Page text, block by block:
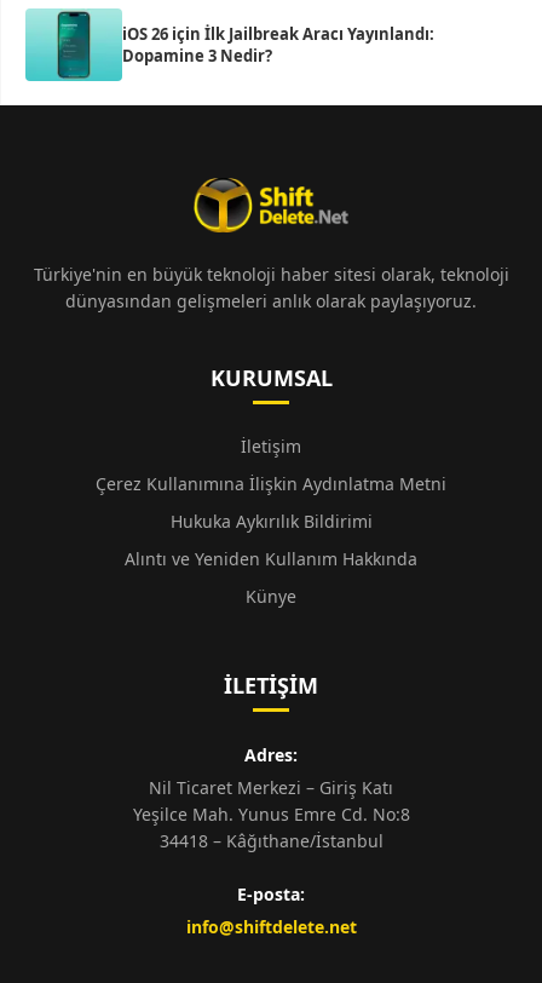
iOS 26 için İlk Jailbreak Aracı Yayınlandı:
Dopamine 3 Nedir?
Türkiye'nin en büyük teknoloji haber sitesi olarak, teknoloji
dünyasından gelişmeleri anlık olarak paylaşıyoruz.
KURUMSAL
İletişim
Çerez Kullanımına İlişkin Aydınlatma Metni
Hukuka Aykırılık Bildirimi
Alıntı ve Yeniden Kullanım Hakkında
Künye
İLETIŞIM
Adres:
Nil Ticaret Merkezi – Giriş Katı
Yeşilce Mah. Yunus Emre Cd. No:8
34418 – Kâğıthane/İstanbul
E-posta:
info@shiftdelete.net